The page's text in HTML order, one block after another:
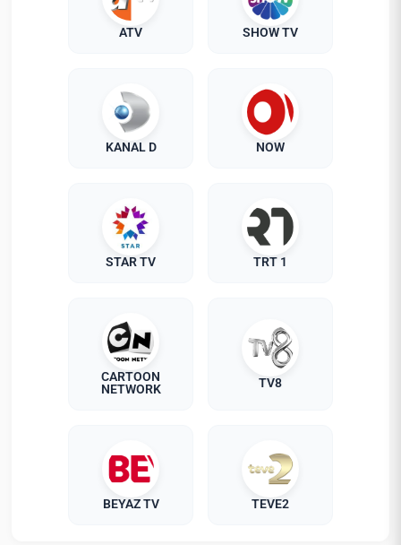
ATV SHOW TV
KANAL D NOW
STAR TV TRT 1
CARTOON
NETWORK
TV8
BEYAZ TV TEVE2